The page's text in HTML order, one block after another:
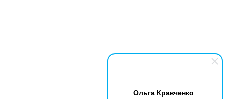
Ольга Кравченко